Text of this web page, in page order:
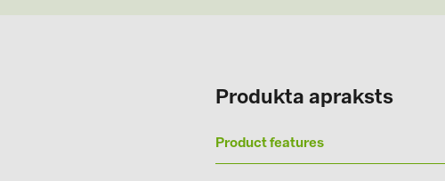
Produkta apraksts
Product features